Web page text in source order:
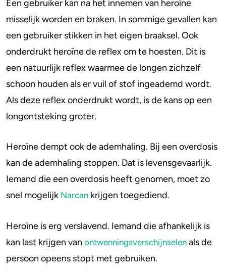
Een gebruiker kan na het innemen van heroïne
misselijk worden en braken. In sommige gevallen kan
een gebruiker stikken in het eigen braaksel. Ook
onderdrukt heroïne de reflex om te hoesten. Dit is
een natuurlijk reflex waarmee de longen zichzelf
schoon houden als er vuil of stof ingeademd wordt.
Als deze reflex onderdrukt wordt, is de kans op een
longontsteking groter.
Heroïne dempt ook de ademhaling. Bij een overdosis
kan de ademhaling stoppen. Dat is levensgevaarlijk.
Iemand die een overdosis heeft genomen, moet zo
snel mogelijk Narcan krijgen toegediend.
Heroïne is erg verslavend. Iemand die afhankelijk is
kan last krijgen van ontwenningsverschijnselen als de
persoon opeens stopt met gebruiken.